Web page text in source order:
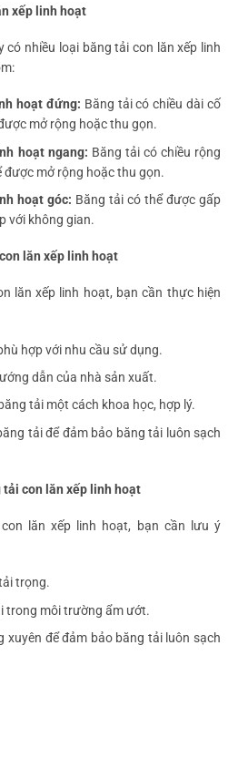
xếp linh hoạt
có nhiều loại băng tải con lăn xếp linh
hoạt đứng: Băng tải có chiều dài cố
mở rộng hoặc thu gọn.
hoạt ngang: Băng tải có chiều rộng
được mở rộng hoặc thu gọn.
hoạt góc: Băng tải có thể được gấp
với không gian.
lăn xếp linh hoạt
lăn xếp linh hoạt, bạn cần thực hiện
hợp với nhu cầu sử dụng.
dẫn của nhà sản xuất.
tải một cách khoa học, hợp lý.
tải để đảm bảo băng tải luôn sạch
tải con lăn xếp linh hoạt
lăn xếp linh hoạt, bạn cần lưu ý
trọng.
trong môi trường ẩm ướt.
xuyên để đảm bảo băng tải luôn sạch